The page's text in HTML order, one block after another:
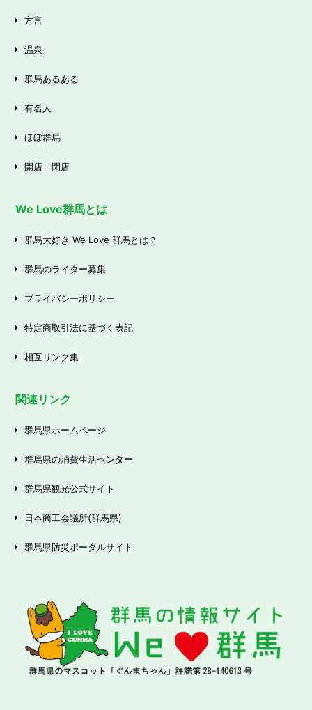
方言
温泉
群馬あるある
有名人
ほぼ群馬
開店・閉店
We Love群馬とは
群馬大好き We Love 群馬とは？
群馬のライター募集
プライバシーポリシー
特定商取引法に基づく表記
相互リンク集
関連リンク
群馬県ホームページ
群馬県の消費生活センター
群馬県観光公式サイト
日本商工会議所(群馬県)
群馬県防災ポータルサイト